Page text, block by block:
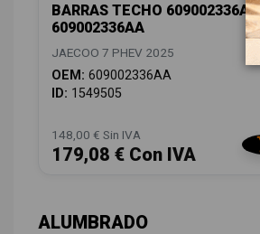
BARRAS TECHO 609002336AA
609002336AA
JAECOO 7 PHEV 2025
OEM: 609002336AA
ID: 1549505
148,00 € Sin IVA
179,08 € Con IVA
ALUMBRADO